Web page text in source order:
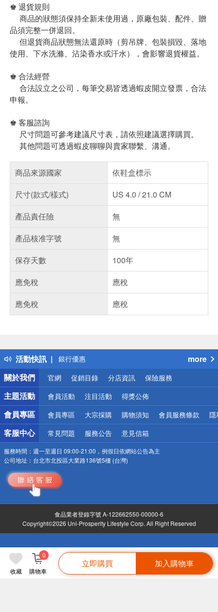
收藏 購物車
0
立即購買 加入購物車
♚ 退貨規則
商品的狀態須保持全新未使用過，原廠包裝、配件、贈
品須完整一併退回。
但退貨商品狀態無法還原時（剪吊牌、包裝損毀、落地
使用、下水洗滌、沾染香水或汗水），會影響退貨權益。
♚ 合法經營
合法設立之公司，每筆交易皆透過蝦皮開立發票，合法
申報。
♚ 客服諮詢
尺寸問題可參考建議尺寸表，請依照建議選擇購買。
其他問題可透過蝦皮聊聊與賣家聯繫、溝通。
商品來源國家
依鞋盒標示
尺寸(款式/樣式)
US 4.0 / 21.0 CM
產品責任險
無
產品核准字號
無
保存天數
100年
應免稅
應稅
應免稅
應稅
活動快訊
偏遠地區配送
熱門話題
銀行優惠
偏遠地區配送
詐騙網頁！請小心！
more
關於我們
官網 促銷目錄 分店資訊 保險服務
主題活動 會員活動 注目活動 得獎公佈
會員專區 會員專區 大宗採購 購物須知 會員服務條款 隱
客服中心 常見問題 服務公告 意見信箱
服務時間： 週一至週日 09:00-21:00，例假日依網站公告為主
公司地址： 台北市北投區大業路136號5樓 (台灣)
食品業者登錄字號 A-122662550-00000-6
Copyright©2026 Uni-Prosperity Lifestyle Corp. All Right Reserved